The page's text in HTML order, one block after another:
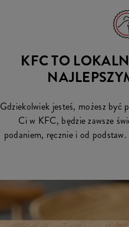
KFC TO
Gdziekolwiek jesteś, możesz być
Ci w KFC, będzie zawsze
podaniem, ręcznie i od